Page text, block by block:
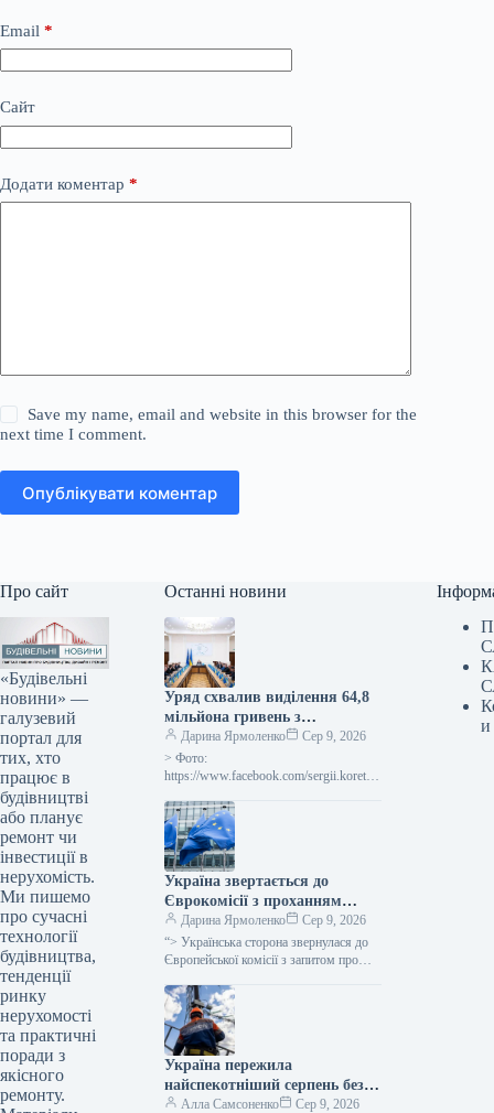
Email *
Сайт
Додати коментар *
Save my name, email and website in this browser for the
next time I comment.
Опублікувати коментар
Про сайт
«Будівельні
новини» —
галузевий
портал для
тих, хто
працює в
будівництві
або планує
ремонт чи
інвестиції в
нерухомість.
Ми пишемо
про сучасні
технології
будівництва,
тенденції
ринку
нерухомості
та практичні
поради з
якісного
ремонту.
Останні новини
Уряд схвалив виділення 64,8
мільйона гривень з
державного бюджету для
відновлювальних робіт та
подолання наслідків війни.
Дарина Ярмоленко
Сер 9, 2026
> Фото:
https://www.facebook.com/sergii.koretsk
виділення коштів, запланованих у
державному бюджеті на 2026 рік для
фінансування регіональної політики,
з…
Україна звертається до
Єврокомісії з проханням
надати 220 мільйонів євро для
допомоги
сільськогосподарським
заблоковані порти.
Дарина Ярмоленко
Сер 9, 2026
“> Українська сторона звернулася до
Європейської комісії з запитом про
безповоротної фінансової допомоги.
Ця…
Україна пережила
найспекотніший серпень без
відключень електроенергії –
Алла Самсоненко Сер 9, 2026
и